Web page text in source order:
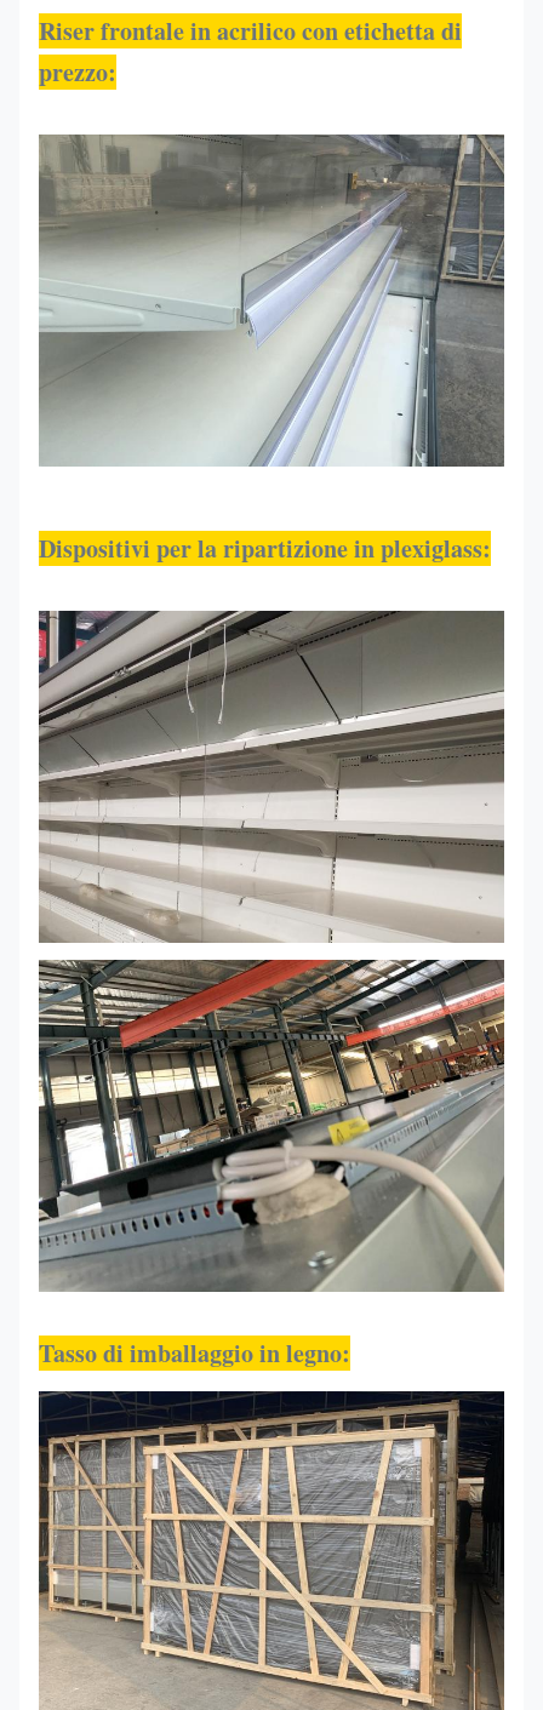
Riser frontale in acrilico con etichetta di
prezzo:
Dispositivi per la ripartizione in plexiglass:
Tasso di imballaggio in legno: